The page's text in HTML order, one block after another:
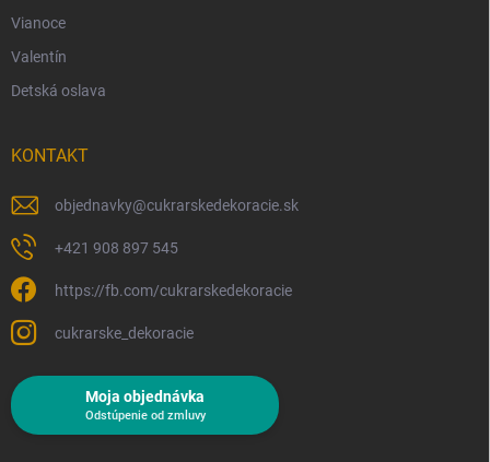
Vianoce
Valentín
Detská oslava
KONTAKT
objednavky@cukrarskedekoracie.sk
+421 908 897 545
https://fb.com/cukrarskedekoracie
cukrarske_dekoracie
Moja objednávka
Odstúpenie od zmluvy